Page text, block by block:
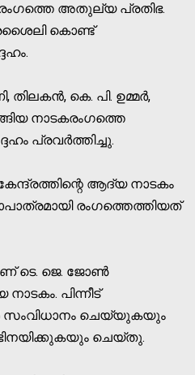
രംഗത്തെ അതുല്യ പ്രതിഭ.
കൊണ്ട്
തിലകന്‍, കെ. പി. ഉമ്മര്‍,
നാടകരംഗത്തെ
പ്രവര്‍ത്തിച്ചു.
ആദ്യ നാടകം
രംഗത്തെത്തിയത്
ടെ. ജെ. ജോണ്‍
പിന്നീട്
സംവിധാനം ചെയ്യുകയും
ചെയ്തു.